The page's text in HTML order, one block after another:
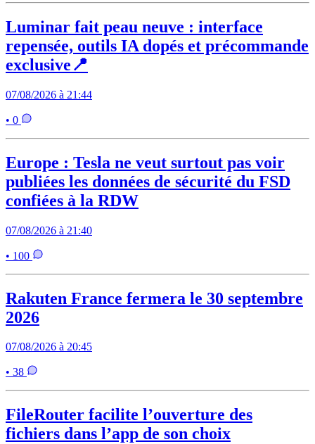
Luminar fait peau neuve : interface
repensée, outils IA dopés et précommande
exclusive📍
07/08/2026 à 21:44
• 0
Europe : Tesla ne veut surtout pas voir
publiées les données de sécurité du FSD
confiées à la RDW
07/08/2026 à 21:40
• 100
Rakuten France fermera le 30 septembre
2026
07/08/2026 à 20:45
• 38
FileRouter facilite l’ouverture des
fichiers dans l’app de son choix